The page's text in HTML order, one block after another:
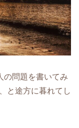
の問題を書いてみ
と途方に暮れてし